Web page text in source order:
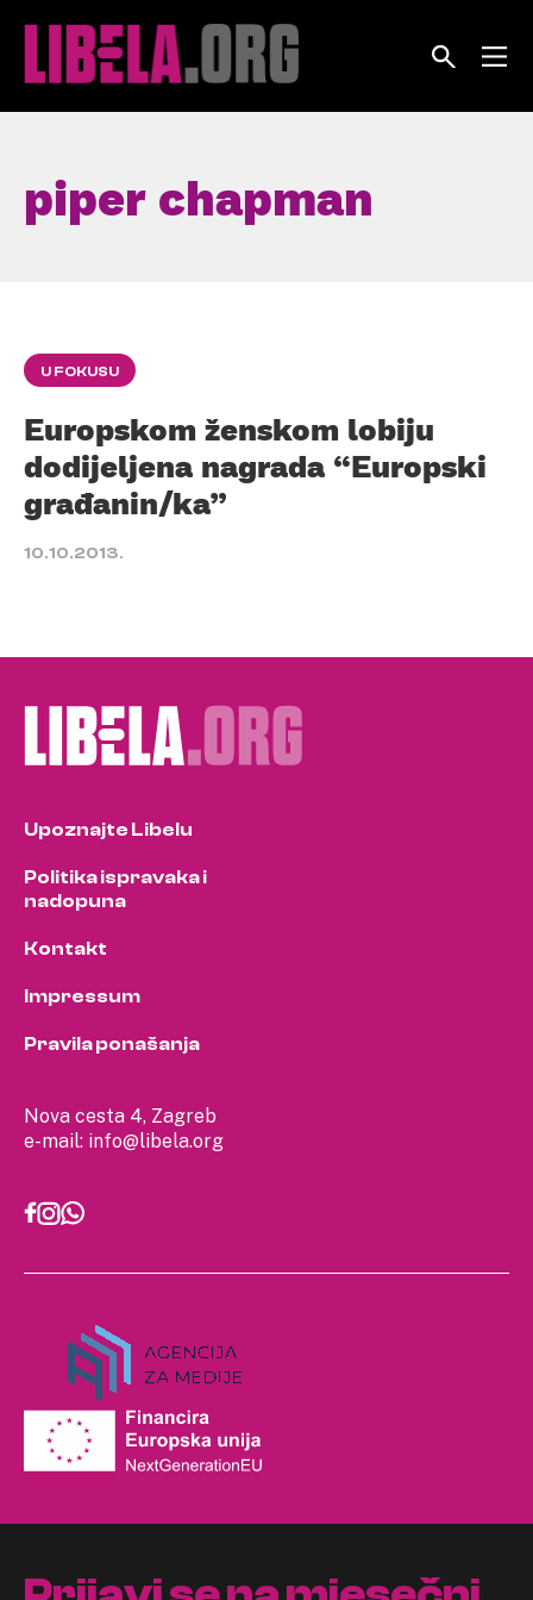
piper chapman
U FOKUSU
Europskom ženskom lobiju
dodijeljena nagrada “Europski
građanin/ka”
10.10.2013.
Nova cesta 4, Zagreb
e-mail: info@libela.org
Upoznajte Libelu
Politika ispravaka i
nadopuna
Kontakt
Impressum
Pravila ponašanja